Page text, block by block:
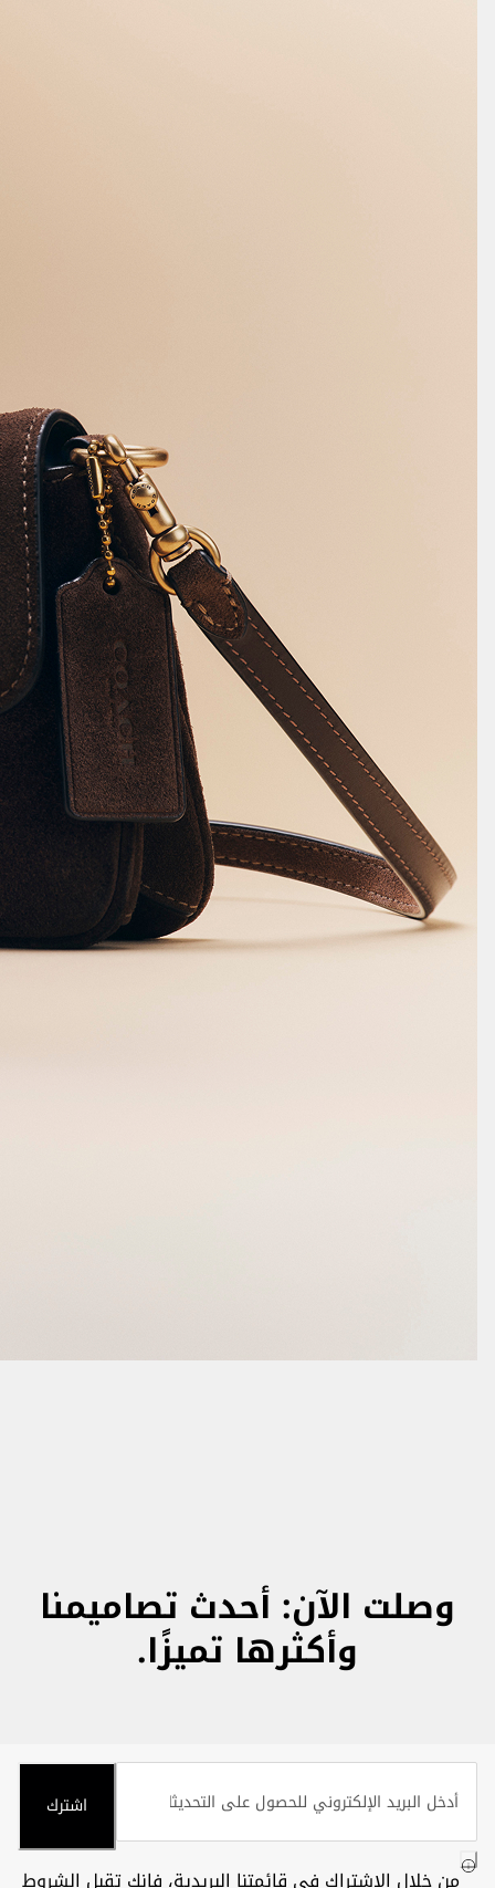
وصلت الآن: أحدث تصاميمنا
وأكثرها تميزًا.
اشترك
من خلال الاشتراك في قائمتنا البريدية، فإنك تقبل الشروط